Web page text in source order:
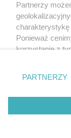
Partnerzy
charakterystykę
Ponieważ
korzystanie z
zmienić/
znajdujący się
rodzaje
użytkownika,
przetwarzaniu.
PARTNERZY